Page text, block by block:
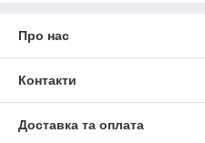
Про нас
Контакти
Доставка та оплата